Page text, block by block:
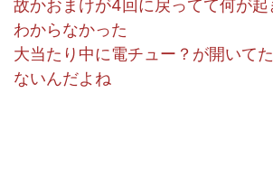
故かおまけが4回に戻ってて何が起
わからなかった
大当たり中に電チュー？が開いて
ないんだよね